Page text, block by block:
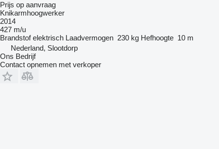
Prijs op aanvraag
Knikarmhoogwerker
2014
427 m/u
Brandstof elektrisch Laadvermogen 230 kg Hefhoogte 10 m
Nederland, Slootdorp
Ons Bedrijf
Contact opnemen met verkoper